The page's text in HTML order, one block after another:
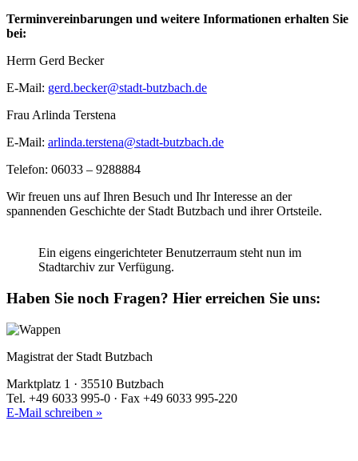
Terminvereinbarungen und weitere Informationen erhalten Sie
bei:
Herrn Gerd Becker
E-Mail: gerd.becker@stadt-butzbach.de
Frau Arlinda Terstena
E-Mail: arlinda.terstena@stadt-butzbach.de
Telefon: 06033 – 9288884
Wir freuen uns auf Ihren Besuch und Ihr Interesse an der
spannenden Geschichte der Stadt Butzbach und ihrer Ortsteile.
Ein eigens eingerichteter Benutzerraum steht nun im
Stadtarchiv zur Verfügung.
Haben Sie noch Fragen? Hier erreichen Sie uns:
Magistrat der Stadt Butzbach
Marktplatz 1 · 35510 Butzbach
Tel. +49 6033 995-0 · Fax +49 6033 995-220
E-Mail schreiben »